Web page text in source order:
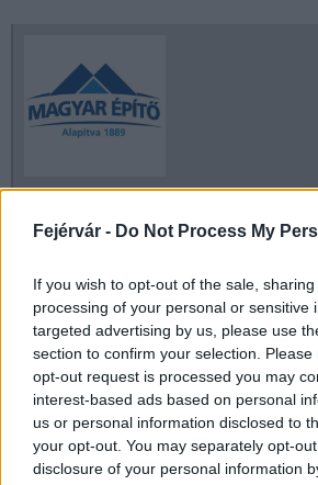
Fejérvár - Do Not Process My
If you wish to opt-out of the sale,
processing of your personal or sensitive
targeted advertising by us, please use
section to confirm your selection.
opt-out request is processed you may
interest-based ads based on personal
us or personal information disclosed to
your opt-out. You may separately opt-
disclosure of your personal information
Gazdaság
MAGYAR ÉPÍTŐK
Mi épül?